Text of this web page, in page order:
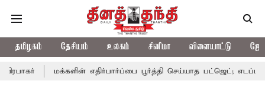
தமிழகம் தேசியம் உலகம் சினிமா விளையாட்டு
மக்களின் எதிர்பார்ப்பை பூர்த்தி செய்யாத பட்ஜெட்; எடப்பாடி பழனிசாமி